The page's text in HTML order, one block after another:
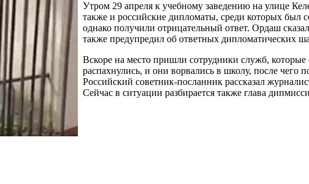
Утром 29 апреля к учебному заведению на улице
также и российские дипломаты, среди которых был
однако получили отрицательный ответ. Ордаш
также предупредил об ответных дипломатических
Вскоре на место пришли сотрудники служб, которые
распахнулись, и они ворвались в школу, после чего
Российский советник-посланник рассказал
Сейчас в ситуации разбирается также глава